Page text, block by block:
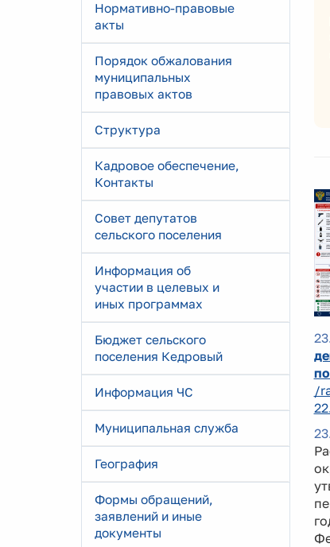
Нормативно-правовые
акты
Порядок обжалования
муниципальных
правовых актов
Структура
Кадровое обеспечение,
Контакты
Совет депутатов
сельского поселения
Информация об
участии в целевых и
иных программах
Бюджет сельского
поселения Кедровый
Информация ЧС
Муниципальная служба
География
Формы обращений,
заявлений и иные
документы
/